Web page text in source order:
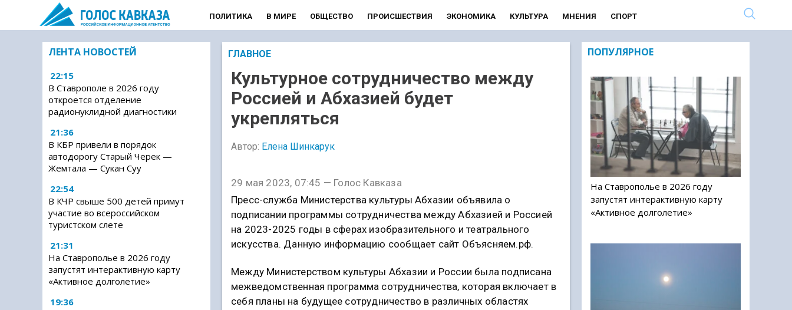
ПОЛИТИКА В МИРЕ ОБЩЕСТВО ПРОИСШЕСТВИЯ ЭКОНОМИКА КУЛЬТУРА МНЕНИЯ СПОРТ
ЛЕНТА НОВОСТЕЙ
22:15
В Ставрополе в 2026 году
откроется отделение
радионуклидной диагностики
21:36
В КБР привели в порядок
автодорогу Старый Черек —
Жемтала — Сукан Суу
22:54
В КЧР свыше 500 детей примут
участие во всероссийском
туристском слете
21:31
На Ставрополье в 2026 году
запустят интерактивную карту
«Активное долголетие»
19:36
ГЛАВНОЕ
Культурное сотрудничество между
Россией и Абхазией будет
укрепляться
Автор: Елена Шинкарук
29 мая 2023, 07:45 — Голос Кавказа
Пресс-служба Министерства культуры Абхазии объявила о
подписании программы сотрудничества между Абхазией и Россией
на 2023-2025 годы в сферах изобразительного и театрального
искусства. Данную информацию сообщает сайт Объясняем.рф.
Между Министерством культуры Абхазии и России была подписана
межведомственная программа сотрудничества, которая включает в
себя планы на будущее сотрудничество в различных областях
ПОПУЛЯРНОЕ
На Ставрополье в 2026 году
запустят интерактивную карту
«Активное долголетие»